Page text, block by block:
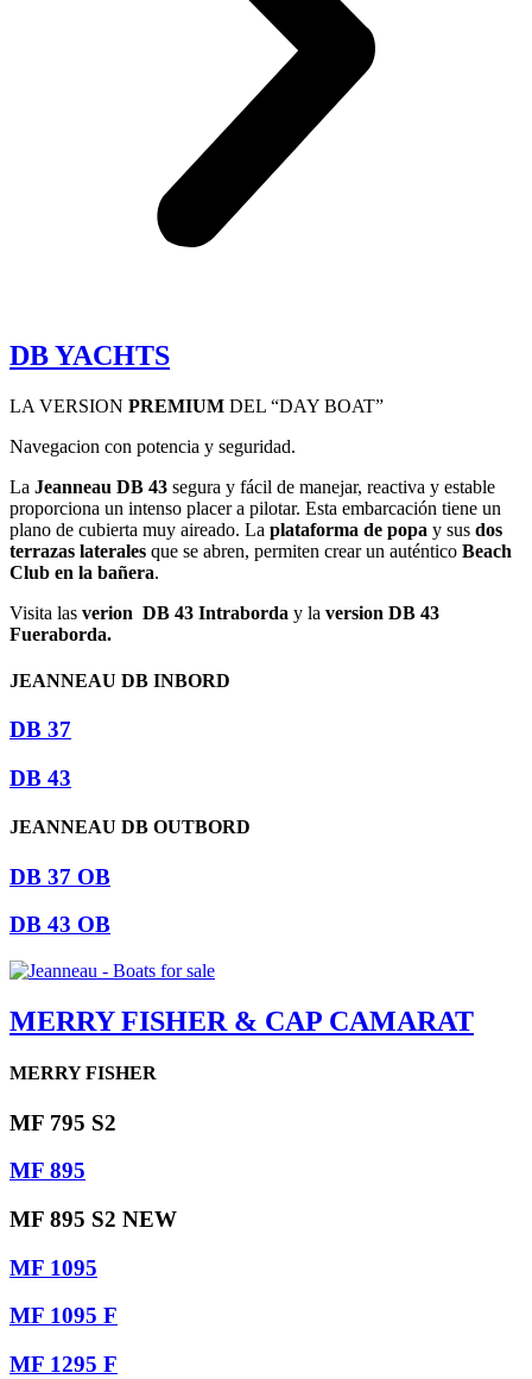
DB YACHTS
LA VERSION PREMIUM DEL “DAY BOAT”
Navegacion con potencia y seguridad.
La Jeanneau DB 43 segura y fácil de manejar, reactiva y estable
proporciona un intenso placer a pilotar. Esta embarcación tiene un
plano de cubierta muy aireado. La plataforma de popa y sus dos
terrazas laterales que se abren, permiten crear un auténtico Beach
Club en la bañera.
Visita las verion DB 43 Intraborda y la version DB 43
Fueraborda.
JEANNEAU DB INBORD
DB 37
DB 43
JEANNEAU DB OUTBORD
DB 37 OB
DB 43 OB
MERRY FISHER & CAP CAMARAT
MERRY FISHER
MF 795 S2
MF 895
MF 895 S2 NEW
MF 1095
MF 1095 F
MF 1295 F